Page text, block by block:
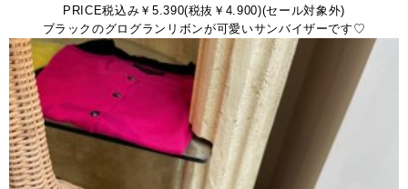
PRICE税込み￥5.390(税抜￥4.900)(セール対象外)
ブラックのグログランリボンが可愛いサンバイザーです♡